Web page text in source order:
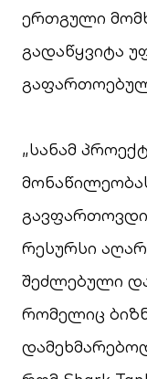
ერთგული
გადაწყვიტა
„სანამ
რესურსი
შეძლებული
რომელიც